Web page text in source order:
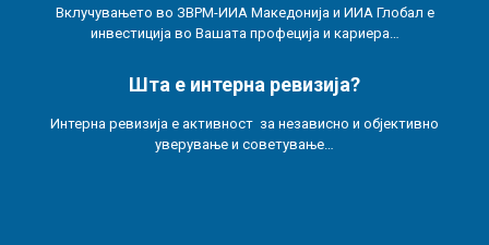
Вклучувањето во ЗВРМ-ИИА Македонија и ИИА Глобал е
инвестиција во Вашата профеција и кариера…
Шта е интерна ревизија?
Интерна ревизија е активност за независно и објективно
уверување и советување…